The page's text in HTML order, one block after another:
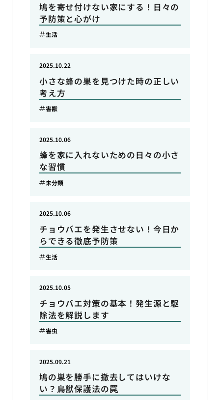
鳩を寄せ付けない家にする！日々の
予防策と心がけ
生活
小さな蜂の巣を見つけた時の正しい
考え方
2025.10.22
害獣
蜂を家に入れないための日々の小さ
な習慣
2025.10.06
未分類
チョウバエを発生させない！今日か
らできる徹底予防策
2025.10.06
生活
チョウバエ対策の基本！発生源と駆
除法を解説します
2025.10.05
害虫
鳩の巣を勝手に撤去してはいけな
い？鳥獣保護法の罠
2025.09.21